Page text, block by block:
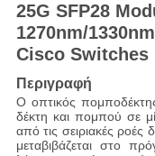
25G SFP28
1270nm/
Cisco Switches
Περιγραφή
Ο οπτικός
δέκτη και πομπού σε
από τις σειριακές ροές
μεταβιβάζεται στο